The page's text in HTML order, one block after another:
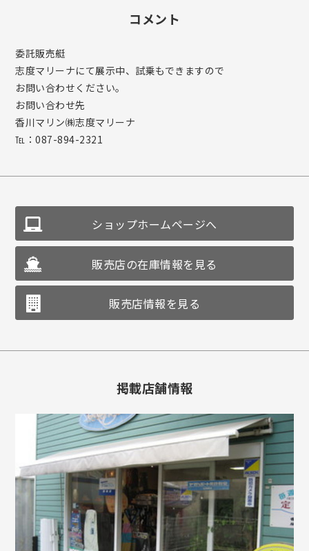
コメント
委託販売艇
志度マリーナにて展示中、試乗もできますので
お問い合わせください。
お問い合わせ先
香川マリン㈱志度マリーナ
℡：087-894-2321
ショップホームページへ
販売店の在庫情報を見る
販売店情報を見る
掲載店舗情報